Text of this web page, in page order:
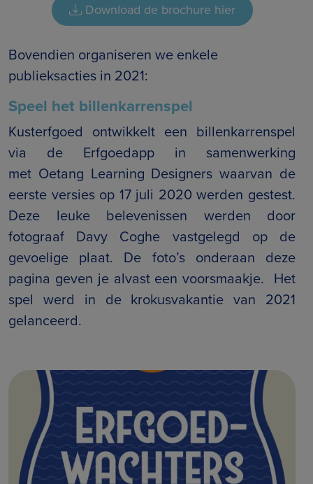
Download de brochure hier
Bovendien organiseren we enkele
publieksacties in 2021:
Speel het billenkarrenspel
Kusterfgoed ontwikkelt een billenkarrenspel
via de Erfgoedapp in samenwerking
met Oetang Learning Designers waarvan de
eerste versies op 17 juli 2020 werden gestest.
Deze leuke belevenissen werden door
fotograaf Davy Coghe vastgelegd op de
gevoelige plaat. De foto’s onderaan deze
pagina geven je alvast een voorsmaakje. Het
spel werd in de krokusvakantie van 2021
gelanceerd.